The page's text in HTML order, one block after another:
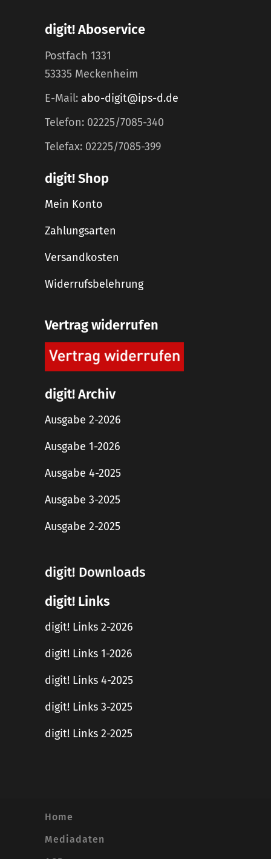
digit! Aboservice
Postfach 1331
53335 Meckenheim
E-Mail: abo-digit@ips-d.de
Telefon: 02225/7085-340
Telefax: 02225/7085-399
digit! Shop
Mein Konto
Zahlungsarten
Versandkosten
Widerrufsbelehrung
Vertrag widerrufen
digit! Archiv
Ausgabe 2-2026
Ausgabe 1-2026
Ausgabe 4-2025
Ausgabe 3-2025
Ausgabe 2-2025
digit! Downloads
digit! Links
digit! Links 2-2026
digit! Links 1-2026
digit! Links 4-2025
digit! Links 3-2025
digit! Links 2-2025
Home
Mediadaten